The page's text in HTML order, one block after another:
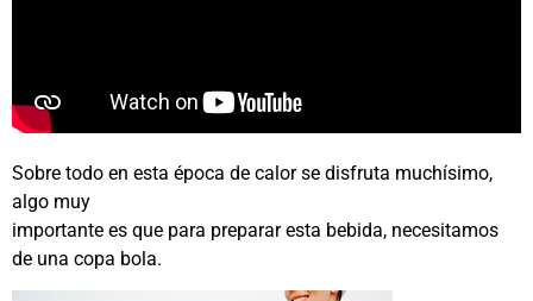
Sobre todo en esta época de calor se disfruta muchísimo,
algo muy
importante es que para preparar esta bebida, necesitamos
de una copa bola.